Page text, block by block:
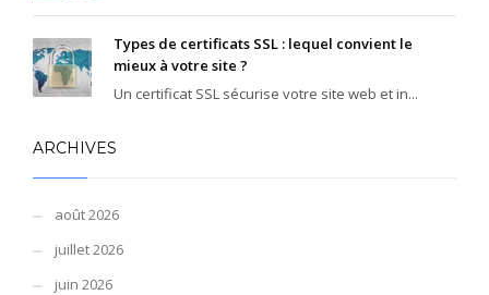
Types de certificats SSL : lequel convient le
mieux à votre site ?
Un certificat SSL sécurise votre site web et in...
ARCHIVES
août 2026
juillet 2026
juin 2026